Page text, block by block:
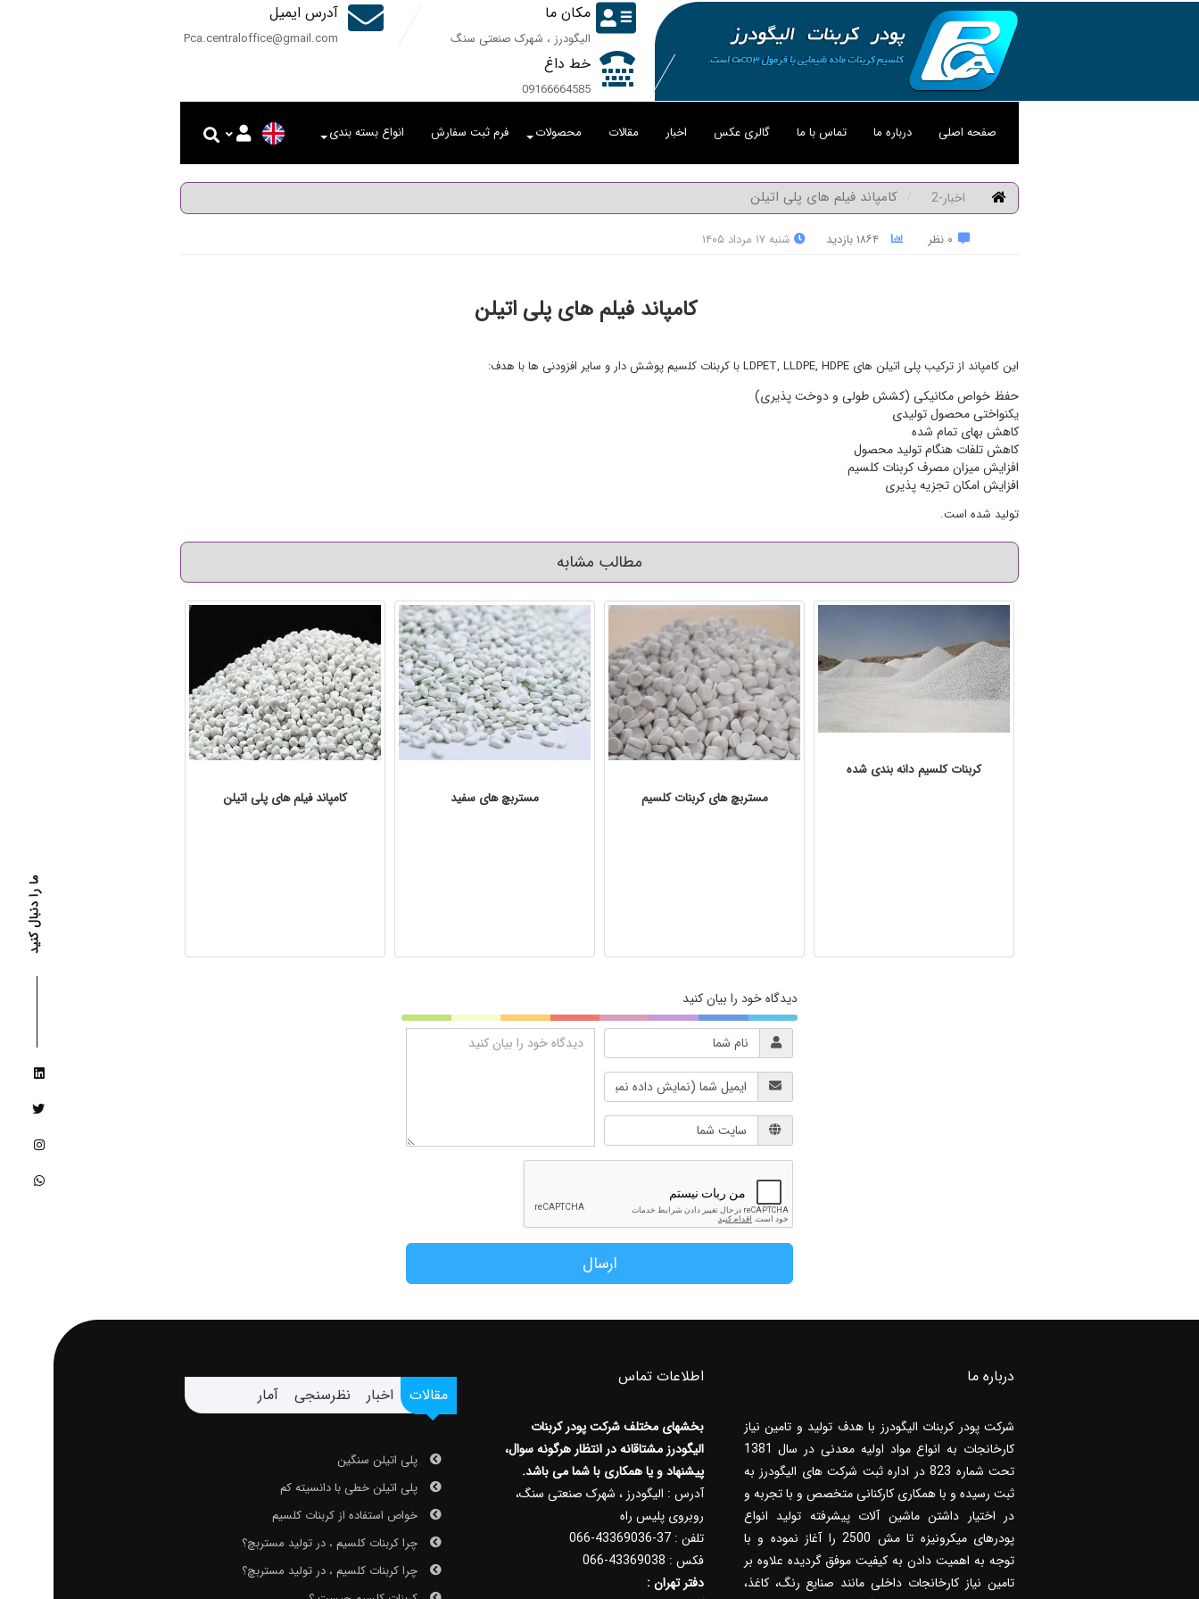
مکان ما
الیگودرز ، شهرک صنعتی سنگ
آدرس ایمیل
Pca.centraloffice@gmail.com
خط داغ
09166664585
صفحه اصلی درباره ما تماس با ما گالری عکس اخبار مقالات محصولات فرم ثبت سفارش انواع بسته بندی
اخبار-2 کامپاند فیلم های پلی اتیلن
شنبه ۱۷ مرداد ۱۴۰۵
کامپاند فیلم های پلی اتیلن
این کامپاند از ترکیب پلی اتیلن های LDPET, LLDPE, HDPE با کربنات کلسیم پوشش دار و سایر افزودنی ها با هدف:
حفظ خواص مکانیکی (کشش طولی و دوخت پذیری)
یکنواختی محصول تولیدی
کاهش بهای تمام شده
کاهش تلفات هنگام تولید محصول
افزایش میزان مصرف کربنات کلسیم
افزایش امکان تجزیه پذیری
تولید شده است.
مطالب مشابه
کربنات کلسیم دانه بندی شده
مستربچ های کربنات کلسیم
مستربچ های سفید کامپاند فیلم های پلی اتیلن
دیدگاه خود را بیان کنید
ارسال
درباره ما
شرکت پودر کربنات الیگودرز با هدف تولید و تامین نیاز
کارخانجات به انواع مواد اولیه معدنی در سال 1381
تحت شماره 823 در اداره ثبت شرکت های الیگودرز به
ثبت رسیده و با همکاری کارکنانی متخصص و با تجربه و
در اختیار داشتن ماشین آلات پیشرفته تولید انواع
پودرهای میکرونیزه تا مش 2500 را آغاز نموده و با
توجه به اهمیت دادن به کیفیت موفق گردیده علاوه بر
تامین نیاز کارخانجات داخلی مانند صنایع رنگ، کاغذ،
اطلاعات تماس
بخشهای مختلف شرکت پودر کربنات
الیگودرز مشتاقانه در انتظار هرگونه سوال،
پیشنهاد و یا همکاری با شما می باشد.
آدرس : الیگودرز ، شهرک صنعتی سنگ،
روبروی پلیس راه
تلفن : 37-43369036-066
فکس : 43369038-066
دفتر تهران :
مقالات اخبار نظرسنجی آمار
پلی اتیلن سنگین
پلی اتیلن خطی با دانسیته کم
خواص استفاده از کربنات کلسیم
چرا کربنات کلسیم ، در تولید مستربچ؟
چرا کربنات کلسیم ، در تولید مستربچ؟